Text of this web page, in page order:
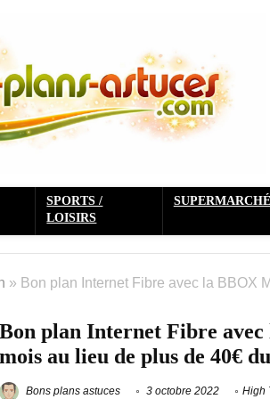
SPORTS /
LOISIRS
» Bon plan Internet Fibre avec la BBOX
Bon plan Internet Fibre
mois au lieu de plus de 40€
Bons plans astuces 3 octobre 2022 High